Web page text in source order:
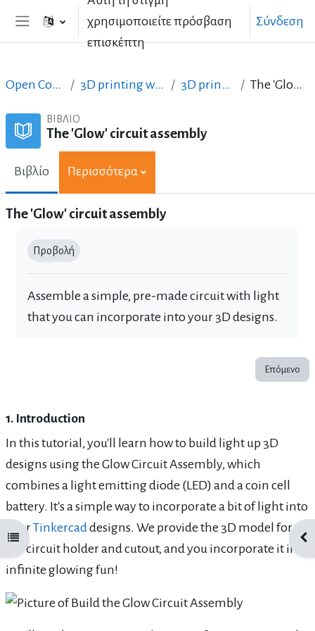
Μετάβαση στο κεντρικό περιεχόμενο
Πλευρικός πίνακας
χρησιμοποιείτε πρόσβαση
επισκέπτη
Σύνδεση
Άνοιγμα ευρετηρίου μαθήματος
Open Courses in English 3D printing with circuits and Arduino 3D printing with circuits The 'Glow' circuit assembly
ΒΙΒΛΊΟ
The 'Glow' circuit assembly
Βιβλίο Περισσότερα
The 'Glow' circuit assembly
Προβολή
Assemble a simple, pre-made circuit with light
that you can incorporate into your 3D designs.
Επόμενο
1. Introduction
In this tutorial, you'll learn how to build light up 3D
designs using the Glow Circuit Assembly, which
combines a light emitting diode (LED) and a coin cell
battery. It's a simple way to incorporate a bit of light into
yourTinkercad designs. We provide the 3D model for
the circuit holder and cutout, and you incorporate it into
infinite glowing fun!